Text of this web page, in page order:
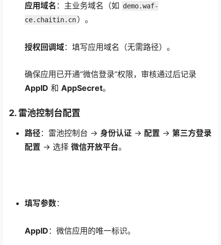
应用域名 ：主业务域名（如 demo.waf-
ce.chaitin.cn）。
授权回调域：填写应用域名（无需路径）。
确保应用已开通“微信登录”权限，审核通过后记录
AppID 和 AppSecret。
2. 雷池控制台配置
路径：雷池控制台 → 身份认证 → 配置 → 第三方登录
配置 → 选择 微信开放平台。
填写参数：
AppID ：微信应用的唯一标识。